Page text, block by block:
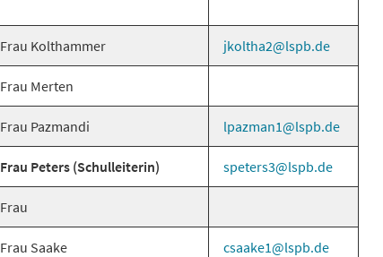
Frau Kolthammer jkoltha2 lspb de
Frau Merten
Frau Pazmandi lpazman1 lspb de
Frau Peters (Schulleiterin) speters3 lspb de
Frau
Frau Saake csaake1 lspb de